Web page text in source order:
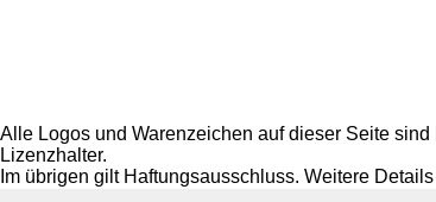
Alle Logos und Warenzeichen auf dieser Seite
Lizenzhalter.
Im übrigen gilt Haftungsausschluss. Weitere